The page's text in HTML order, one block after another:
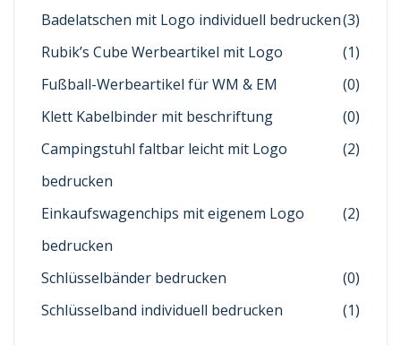
Badelatschen mit Logo individuell bedrucken(3)
Rubik’s Cube Werbeartikel mit Logo
(1)
Fußball-Werbeartikel für WM & EM
(0)
Klett Kabelbinder mit beschriftung
(0)
Campingstuhl faltbar leicht mit Logo
bedrucken
(2)
Einkaufswagenchips mit eigenem Logo
bedrucken
(2)
Schlüsselbänder bedrucken
(0)
Schlüsselband individuell bedrucken
(1)